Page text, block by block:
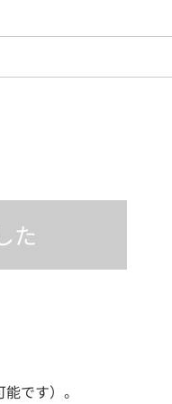
た
です）。